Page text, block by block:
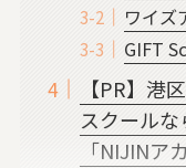
ワイズ
GIFT
【PR】港
ス
「NIJINア